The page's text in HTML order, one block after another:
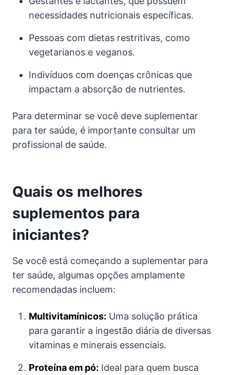
necessidades nutricionais específicas.
Pessoas com dietas restritivas, como
vegetarianos e veganos.
Indivíduos com doenças crônicas que
impactam a absorção de nutrientes.
Para determinar se você deve suplementar
para ter saúde, é importante consultar um
profissional de saúde.
Quais os melhores
suplementos para
iniciantes?
Se você está começando a suplementar para
ter saúde, algumas opções amplamente
recomendadas incluem:
Multivitamínicos: Uma solução prática
para garantir a ingestão diária de diversas
vitaminas e minerais essenciais.
Proteína em pó: Ideal para quem busca